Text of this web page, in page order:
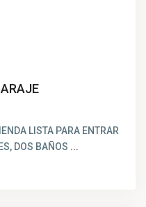
LISTA PARA ENTRAR
DOS BAÑOS ...